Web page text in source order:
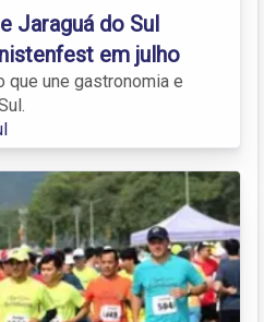
Jaraguá do Sul
em julho
une gastronomia e